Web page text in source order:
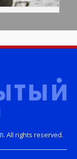
Copyright © Открытый телеканал. תנועת הערבות. All rights reserved.